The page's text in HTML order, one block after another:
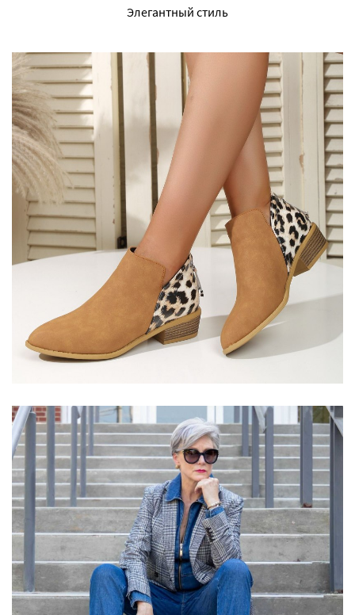
Элегантный стиль